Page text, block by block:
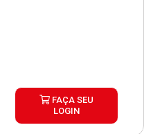
FAÇA SEU
LOGIN